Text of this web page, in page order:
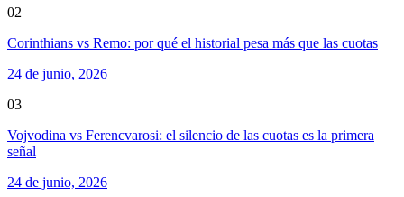
02
Corinthians vs Remo: por qué el historial pesa más que las cuotas
24 de junio, 2026
03
Vojvodina vs Ferencvarosi: el silencio de las cuotas es la primera
señal
24 de junio, 2026